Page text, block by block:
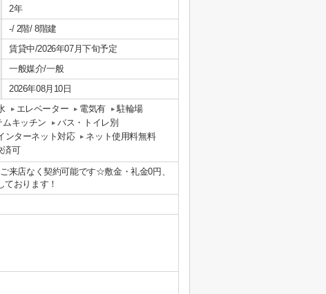
2年
-/ 2階/ 8階建
賃貸中/2026年07月下旬予定
一般媒介/一般
2026年08月10日
エレベーター 電気有
駐輪場
ムキッチン
バス・トイレ別
ンターネット対応
ネット使用料無料
済可
来店なく契約可能です☆敷金・礼金0円、
おります！